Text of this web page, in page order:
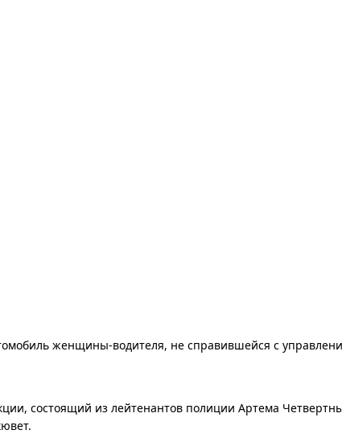
женщины-водителя, не справившейся с
состоящий из лейтенантов полиции Артема